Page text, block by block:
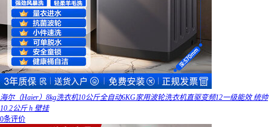
海尔（Haier）8kg洗衣机10公斤全自动6KG家用波轮洗衣机直驱变频12一级能效 统帅
10.2公斤 h 壁挂
0条评价